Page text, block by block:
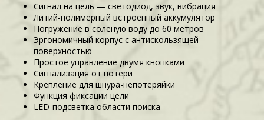
Сигнал на цель — светодиод, звук, вибрация
Литий-полимерный встроенный аккумулятор
Погружение в соленую воду до 60 метров
Эргономичный корпус с антискользящей
поверхностью
Простое управление двумя кнопками
Сигнализация от потери
Крепление для шнура-непотеряйки
Функция фиксации цели
LED-подсветка области поиска